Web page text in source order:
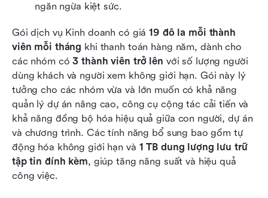
ngăn ngừa kiệt sức.
Gói dịch vụ Kinh doanh có giá 19 đô la mỗi thành
viên mỗi tháng khi thanh toán hàng năm, dành cho
các nhóm có 3 thành viên trở lên với số lượng người
dùng khách và người xem không giới hạn. Gói này lý
tưởng cho các nhóm vừa và lớn muốn có khả năng
quản lý dự án nâng cao, công cụ cộng tác cải tiến và
khả năng đồng bộ hóa hiệu quả giữa con người, dự án
và chương trình. Các tính năng bổ sung bao gồm tự
động hóa không giới hạn và 1 TB dung lượng lưu trữ
tập tin đính kèm, giúp tăng năng suất và hiệu quả
công việc.